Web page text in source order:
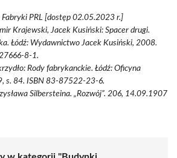
PRL [dostęp 02.05.2023 r.]
Krajewski, Jacek Kusiński: Spacer drugi.
Łódź: Wydawnictwo Jacek Kusiński, 2008.
8-1.
Rody fabrykanckie. Łódź: Oficyna
s. 84. ISBN 83-87522-23-6.
Silbersteina. „Rozwój”. 206, 14.09.1907